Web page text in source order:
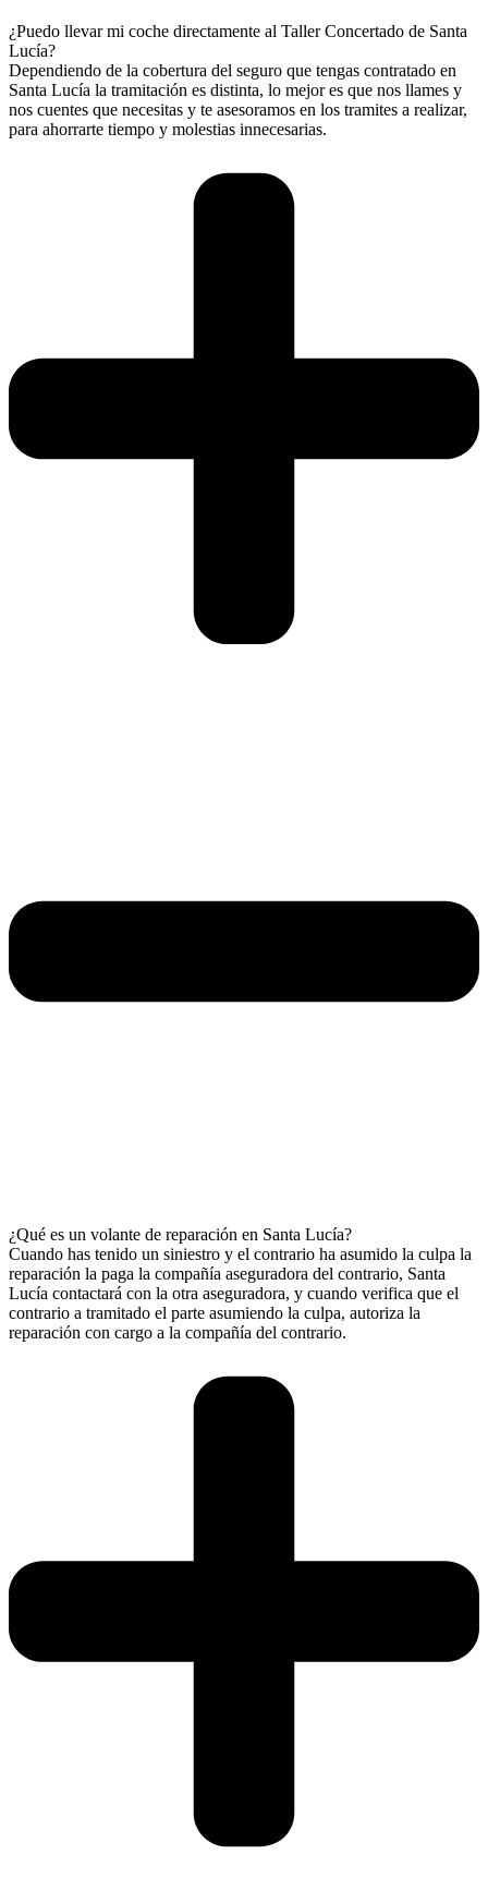
¿Puedo llevar mi coche directamente al Taller Concertado de Santa
Lucía?
Dependiendo de la cobertura del seguro que tengas contratado en
Santa Lucía la tramitación es distinta, lo mejor es que nos llames y
nos cuentes que necesitas y te asesoramos en los tramites a realizar,
para ahorrarte tiempo y molestias innecesarias.
¿Qué es un volante de reparación en Santa Lucía?
Cuando has tenido un siniestro y el contrario ha asumido la culpa la
reparación la paga la compañía aseguradora del contrario, Santa
Lucía contactará con la otra aseguradora, y cuando verifica que el
contrario a tramitado el parte asumiendo la culpa, autoriza la
reparación con cargo a la compañía del contrario.